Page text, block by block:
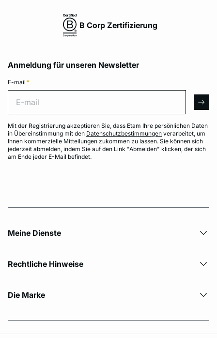
B Corp Zertifizierung
Anmeldung für unseren Newsletter
E-mail *
Mit der Registrierung akzeptieren Sie, dass Etam Ihre persönlichen Daten
in Übereinstimmung mit den Datenschutzbestimmungen verarbeitet, um
Ihnen kommerzielle Mitteilungen zukommen zu lassen. Sie können sich
jederzeit abmelden, indem Sie auf den Link "Abmelden" klicken, der sich
am Ende jeder E-Mail befindet.
Meine Dienste
Rechtliche Hinweise
Die Marke